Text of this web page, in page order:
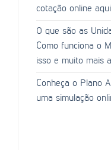
cotação online
O que são as
Como funciona o
isso e muito mais
Conheça o Plano
uma simulação